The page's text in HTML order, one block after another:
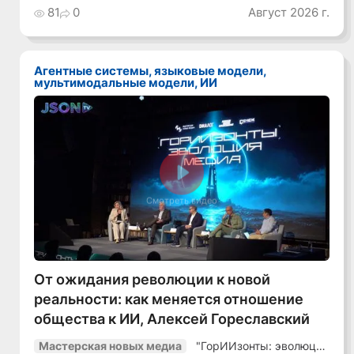
Как сохранять
уверенный курс
среде»
81 0 Август 2026 г.
Агентные системы, языковые модели,
мультимодальные модели, ИИ
Смотреть видео
От ожидания революции к новой
реальности: как меняется отношение
общества к ИИ, Алексей Гореславский
Мастерская новых медиа
"ГорИИзонты: эволюция